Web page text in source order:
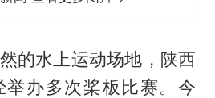
的水上运动场地，陕西
办多次桨板比赛。今